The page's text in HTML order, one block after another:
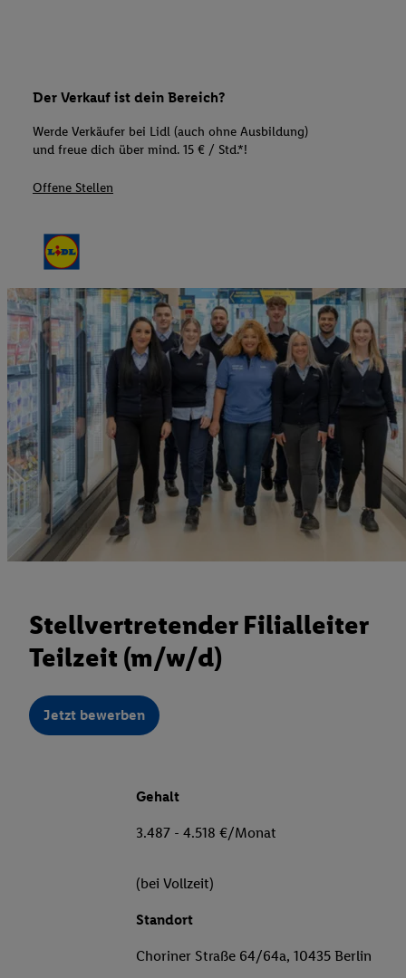
Der Verkauf ist dein Bereich?
Werde Verkäufer bei Lidl (auch ohne Ausbildung)
und freue dich über mind. 15 € / Std.*!
Offene Stellen
Stellvertretender Filialleiter
Teilzeit (m/w/d)
Jetzt bewerben
Gehalt
3.487 - 4.518 €/Monat
(bei Vollzeit)
Standort
Choriner Straße 64/64a, 10435 Berlin